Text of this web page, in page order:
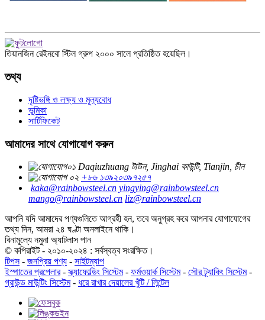
তিয়ানজিন রেইনবো স্টিল গ্রুপ ২০০০ সালে প্রতিষ্ঠিত হয়েছিল।
তথ্য
দৃষ্টিভঙ্গি ও লক্ষ্য ও মূল্যবোধ
ভূমিকা
সার্টিফিকেট
আমাদের সাথে যোগাযোগ করুন
Daqiuzhuang টাউন, Jinghai কাউন্টি, Tianjin, চীন
+৮৬ ১৩৯২০৩৯৭২৫৭
kaka@rainbowsteel.cn yingying@rainbowsteel.cn
mango@rainbowsteel.cn liz@rainbowsteel.cn
আপনি যদি আমাদের পণ্যগুলিতে আগ্রহী হন, তবে অনুগ্রহ করে আপনার যোগাযোগের
তথ্য দিন, আমরা ২৪ ঘণ্টা অনলাইনে থাকি।
বিনামূল্যে নমুনা অ্যাটলাস পান
© কপিরাইট - ২০১০-২০২৪ : সর্বস্বত্ব সংরক্ষিত।
টিপস- জনপ্রিয় পণ্য - সাইটম্যাপ
ইস্পাতের প্রপেলার-স্ক্যাফোল্ডিং সিস্টেম- ফর্মওয়ার্ক সিস্টেম- সৌর ট্র্যাকিং সিস্টেম-
গ্রাউন্ড মাউন্টিং সিস্টেম- ধরে রাখার দেয়ালের খুঁটি / লিন্টেল